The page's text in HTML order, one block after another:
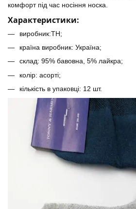
комфорт під час носіння носка.
Характеристики:
виробник:TH;
країна виробник: Україна;
склад: 95% бавовна, 5% лайкра;
колір: асорті;
кількість в упаковці: 12 шт.